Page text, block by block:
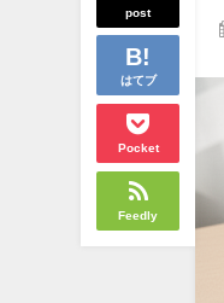
post
はてブ
Pocket
Feedly